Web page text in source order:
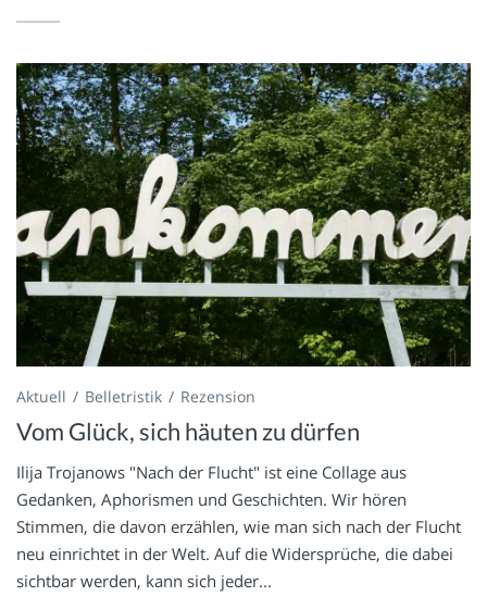
Aktuell Belletristik Rezension
Vom Glück, sich häuten zu dürfen
Ilija Trojanows "Nach der Flucht" ist eine Collage aus
Gedanken, Aphorismen und Geschichten. Wir hören
Stimmen, die davon erzählen, wie man sich nach der Flucht
neu einrichtet in der Welt. Auf die Widersprüche, die dabei
sichtbar werden, kann sich jeder...